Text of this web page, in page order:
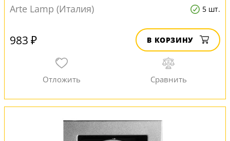
Arte Lamp (Италия)
5 шт.
983 ₽ В КОРЗИНУ